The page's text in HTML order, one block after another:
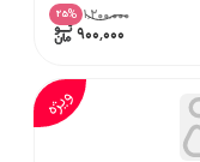
۱٬۲۰۰٬۰۰۰ %
25
۹۰۰٬۰۰۰
ویژه